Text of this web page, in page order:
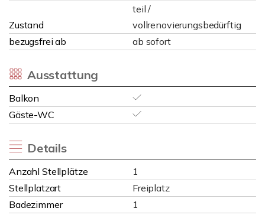
Zustand
teil /
vollrenovierungsbedürftig
bezugsfrei ab
ab sofort
Ausstattung
Balkon
Gäste-WC
Details
Anzahl Stellplätze
1
Stellplatzart
Freiplatz
Badezimmer
1